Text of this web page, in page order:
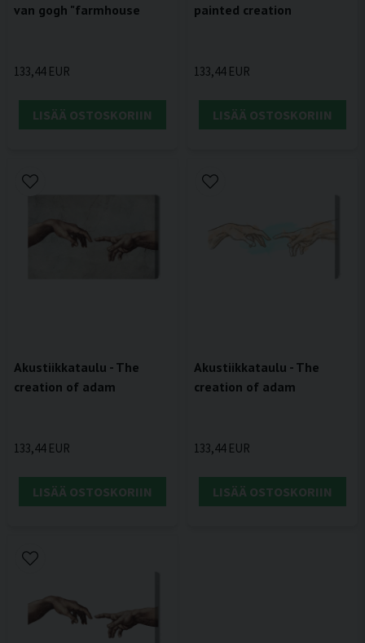
van gogh "farmhouse
133,44 EUR
LISÄÄ OSTOSKORIIN
painted creation
133,44 EUR
LISÄÄ OSTOSKORIIN
Akustiikkataulu - The
creation of adam
133,44 EUR
LISÄÄ OSTOSKORIIN
Akustiikkataulu - The
creation of adam
133,44 EUR
LISÄÄ OSTOSKORIIN